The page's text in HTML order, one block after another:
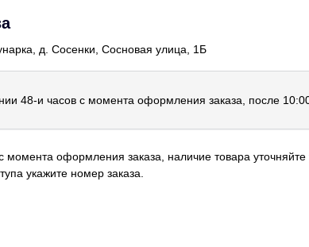
д. Сосенки, Сосновая улица, 1Б
48-и часов с момента оформления заказа, после
момента оформления заказа, наличие товара
укажите номер заказа.